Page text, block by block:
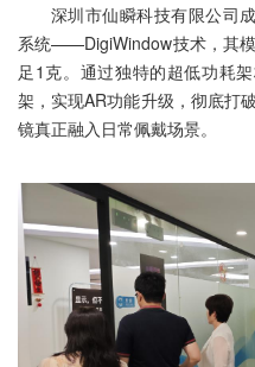
深圳市仙瞬科技有限公司
系统——DigiWindow技术，其
足1克。通过独特的超低功耗
架，实现AR功能升级，彻底打
镜真正融入日常佩戴场景。